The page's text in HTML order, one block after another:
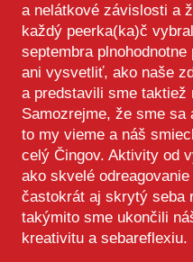
a nelátkové závislosti a
každý peerka(ka)č
septembra
ani vysvetliť, ako naše
a predstavili sme taktiež
Samozrejme, že sme
to my vieme a náš
celý Čingov. Aktivity od
ako skvelé
častokrát aj skrytý seba
takýmito sme ukončili
kreativitu a sebareflexiu.